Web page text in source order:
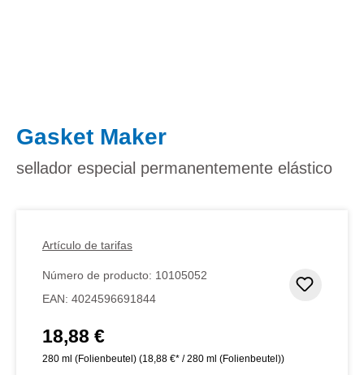
Gasket Maker
sellador especial permanentemente elástico
Artículo de tarifas
Número de producto: 10105052
EAN: 4024596691844
Precio normal:
18,88 €
280 ml (Folienbeutel) (18,88 €* / 280 ml (Folienbeutel))